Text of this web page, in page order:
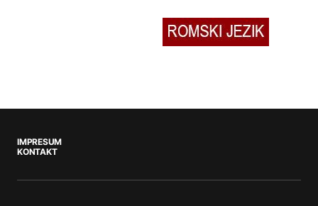
IMPRESUM
KONTAKT